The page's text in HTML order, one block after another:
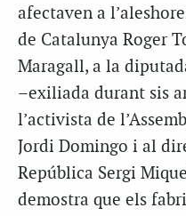
afectaven a
de Catalunya Roger
Maragall, a la
–exiliada durant sis
l’activista de
Jordi Domingo i al
República Sergi
demostra que els